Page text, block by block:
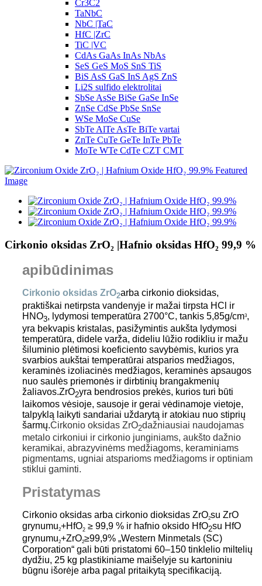
Cr3C2
TaNbC
NbC |TaC
HfC |ZrC
TiC |VC
CdAs GaAs InAs NbAs
SeS GeS MoS SnS TiS
BiS AsS GaS InS AgS ZnS
Li2S sulfido elektrolitai
SbSe AsSe BiSe GaSe InSe
ZnSe CdSe PbSe SnSe
WSe MoSe CuSe
SbTe AlTe AsTe BiTe vartai
ZnTe CuTe GeTe InTe PbTe
MoTe WTe CdTe CZT CMT
Cirkonio oksidas ZrO₂ |Hafnio oksidas HfO₂ 99,9 %
apibūdinimas
Cirkonio oksidas ZrO2arba cirkonio dioksidas,
praktiškai netirpsta vandenyje ir mažai tirpsta HCl ir
HNO3, lydymosi temperatūra 2700°C, tankis 5,85g/cm3,
yra bekvapis kristalas, pasižymintis aukšta lydymosi
temperatūra, didele varža, dideliu lūžio rodikliu ir mažu
šiluminio plėtimosi koeficiento savybėmis, kurios yra
svarbios aukštai temperatūrai atsparios medžiagos,
keraminės izoliacinės medžiagos, keraminės apsaugos
nuo saulės priemonės ir dirbtinių brangakmenių
žaliavos.ZrO2yra bendrosios prekės, kurios turi būti
laikomos vėsioje, sausoje ir gerai vėdinamoje vietoje,
talpyklą laikyti sandariai uždarytą ir atokiau nuo stiprių
šarmų.Cirkonio oksidas ZrO2dažniausiai naudojamas
metalo cirkoniui ir cirkonio junginiams, aukšto dažnio
keramikai, abrazyvinėms medžiagoms, keraminiams
pigmentams, ugniai atsparioms medžiagoms ir optiniam
stiklui gaminti.
Pristatymas
Cirkonio oksidas arba cirkonio dioksidas ZrO2su ZrO
grynumu2+HfO2 ≥ 99,9 % ir hafnio oksido HfO2su HfO
grynumu2+ZrO2≥99,9% „Western Minmetals (SC)
Corporation“ gali būti pristatomi 60–150 tinklelio miltelių
dydžiu, 25 kg plastikiniame maišelyje su kartoniniu
būgnu išorėje arba pagal pritaikytą specifikaciją.